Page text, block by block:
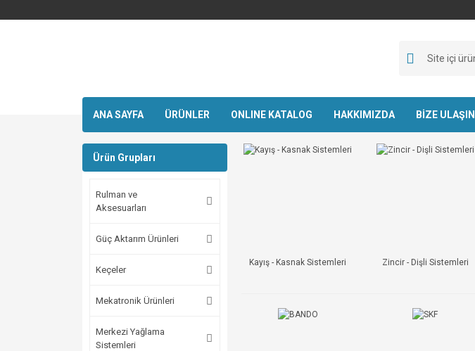
ANA SAYFA ÜRÜNLER ONLINE KATALOG HAKKIMIZDA BİZE ULAŞIN
Ürün Grupları
Rulman ve
Aksesuarları
Güç Aktarım Ürünleri
Keçeler
Mekatronik Ürünleri
Merkezi Yağlama
Sistemleri
Kayış - Kasnak Sistemleri Zincir - Dişli Sistemleri